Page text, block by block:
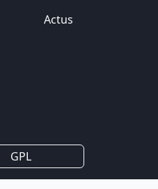
Actus
GPL